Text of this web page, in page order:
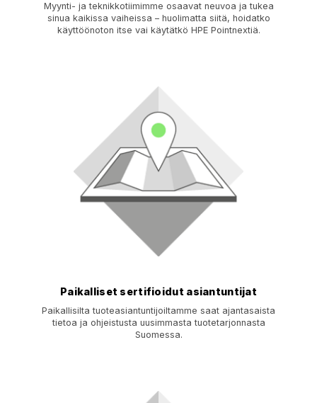
Myynti- ja teknikkotiimimme osaavat neuvoa ja tukea
sinua kaikissa vaiheissa – huolimatta siitä, hoidatko
käyttöönoton itse vai käytätkö HPE Pointnextiä.
Paikalliset sertifioidut asiantuntijat
Paikallisilta tuoteasiantuntijoiltamme saat ajantasaista
tietoa ja ohjeistusta uusimmasta tuotetarjonnasta
Suomessa.